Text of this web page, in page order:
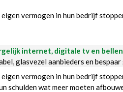
vermogen in hun bedrijf
internet, digitale tv en bellen
glasvezel aanbieders en
vermogen in hun bedrijf
schulden wat meer moeten